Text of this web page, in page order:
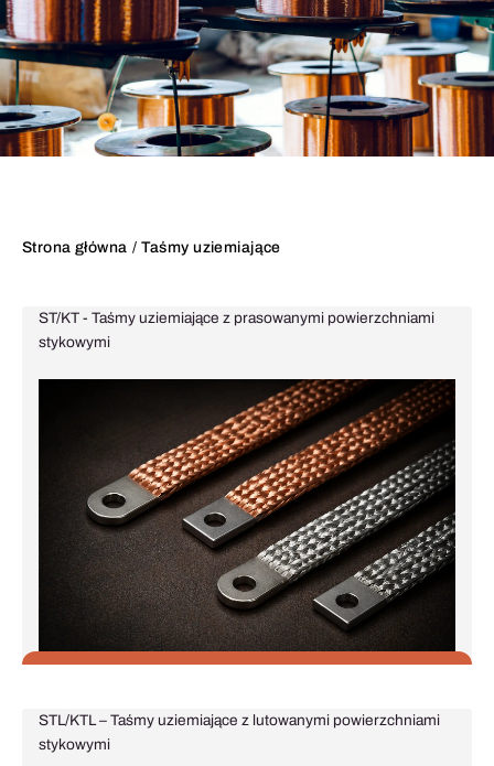
Strona główna Taśmy uziemiające
ST/KT - Taśmy uziemiające z prasowanymi powierzchniami
stykowymi
STL/KTL – Taśmy uziemiające z lutowanymi powierzchniami
stykowymi